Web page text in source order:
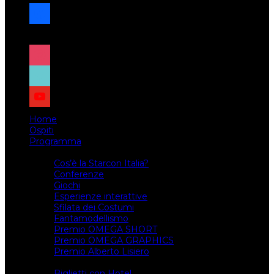
facebook
x
instagram
tiktok
youtube
Home
Ospiti
Programma
Cos’è la Starcon Italia?
Conferenze
Giochi
Esperienze interattive
Sfilata dei Costumi
Fantamodellismo
Premio OMEGA SHORT
Premio OMEGA GRAPHICS
Premio Alberto Lisiero